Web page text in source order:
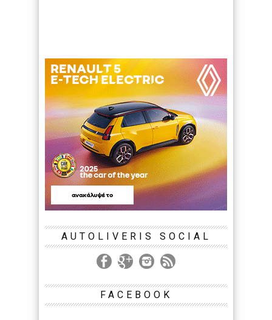
AUTOLIVERIS SOCIAL
FACEBOOK